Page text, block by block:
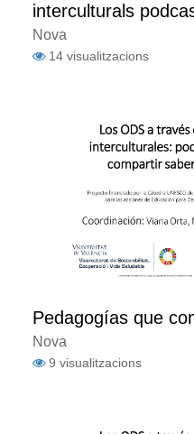
interculturals
compartir els
Nova
14 visualitzacions
Pedagogías que
Nova
9 visualitzacions